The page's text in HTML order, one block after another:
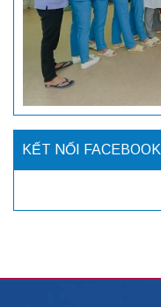
KẾT NỐI FACEBOOK